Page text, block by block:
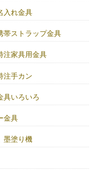
入れ金具
帯ストラップ金具
注家具用金具
注手カン
具いろいろ
金具
墨塗り機